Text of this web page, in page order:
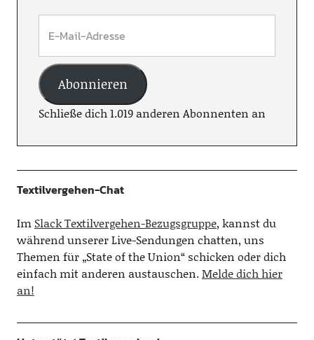
Abonnieren
Schließe dich 1.019 anderen Abonnenten an
Textilvergehen-Chat
Im Slack Textilvergehen-Bezugsgruppe, kannst du
während unserer Live-Sendungen chatten, uns
Themen für „State of the Union“ schicken oder dich
einfach mit anderen austauschen.Melde dich hier
an!